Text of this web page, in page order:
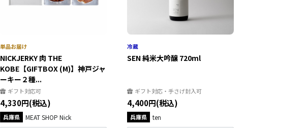
NICKJERKY 肉 THE
KOBE【GIFTBOX (M)】神戸ジャ
ーキー２種...
ギフト対応可
4,330円(税込)
兵庫県 MEAT SHOP Nick
SEN 純米大吟醸 720ml
ギフト対応・手さげ封入可
4,400円(税込)
兵庫県 ten